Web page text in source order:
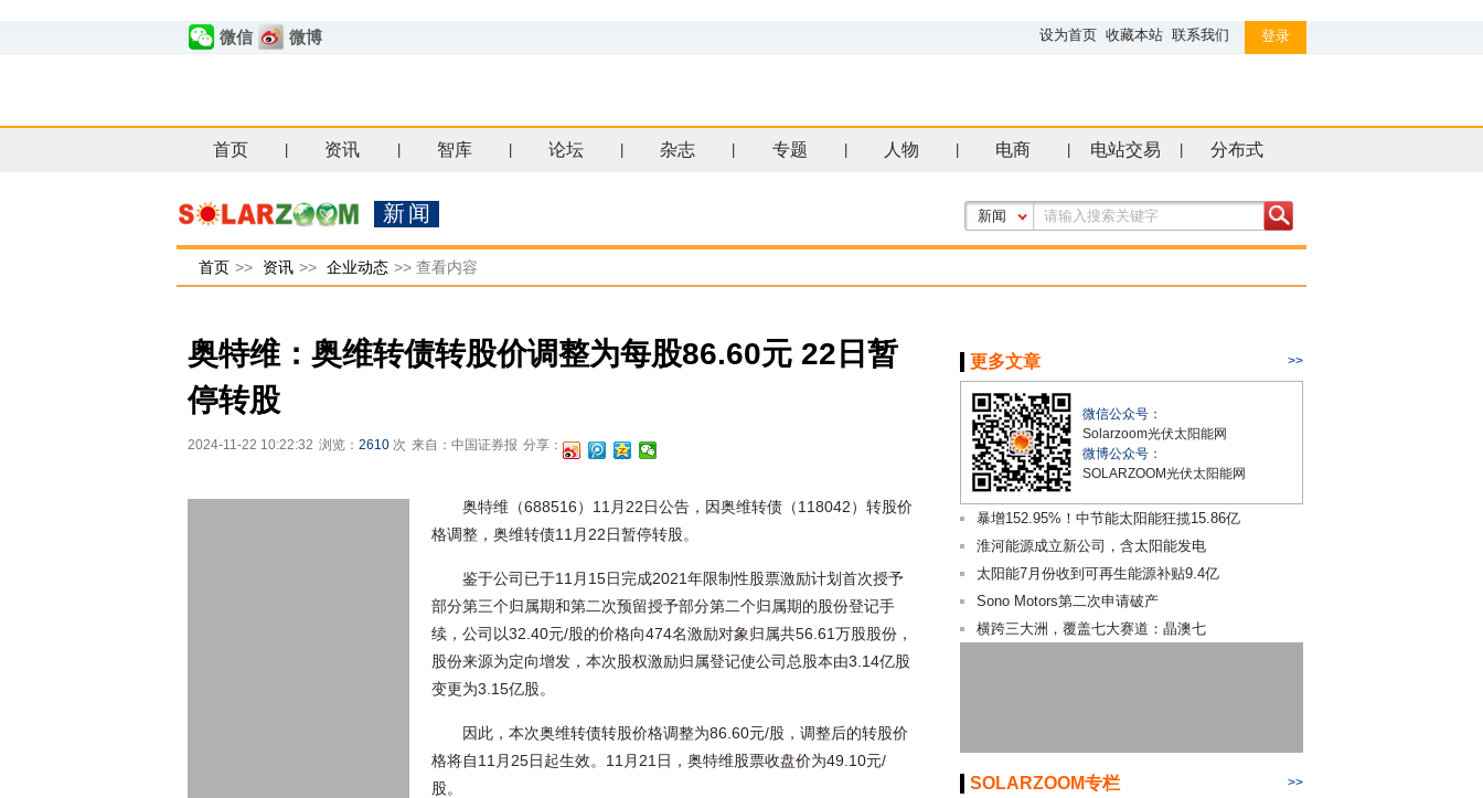
微信 微博 设为首页 收藏本站 联系我们 登录
首页 资讯 智库 论坛 杂志 专题 人物 电商 电站交易 分布式
新闻 新闻
首页 >> 资讯 >> 企业动态 >> 查看内容
奥特维：奥维转债转股价调整为每股86.60元 22日暂
停转股
2024-11-22 10:22:32 浏览： 2610 次 来自：中国证券报 分享：
奥特维（688516）11月22日公告，因奥维转债（118042）转股价
格调整，奥维转债11月22日暂停转股。
鉴于公司已于11月15日完成2021年限制性股票激励计划首次授予
部分第三个归属期和第二次预留授予部分第二个归属期的股份登记手
续，公司以32.40元/股的价格向474名激励对象归属共56.61万股股份，
股份来源为定向增发，本次股权激励归属登记使公司总股本由3.14亿股
变更为3.15亿股。
因此，本次奥维转债转股价格调整为86.60元/股，调整后的转股价
格将自11月25日起生效。11月21日，奥特维股票收盘价为49.10元/
股。
更多文章 >>
微信公众号：
Solarzoom光伏太阳能网
微博公众号：
SOLARZOOM光伏太阳能网
暴增152.95%！中节能太阳能狂揽15.86亿
淮河能源成立新公司，含太阳能发电
太阳能7月份收到可再生能源补贴9.4亿
Sono Motors第二次申请破产
横跨三大洲，覆盖七大赛道：晶澳七
SOLARZOOM专栏 >>